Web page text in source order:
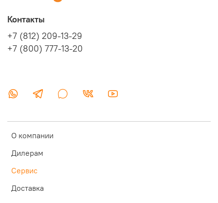
О компании
Дилерам
Сервис
Доставка
Контакты
+7 (812) 209-13-29
+7 (800) 777-13-20